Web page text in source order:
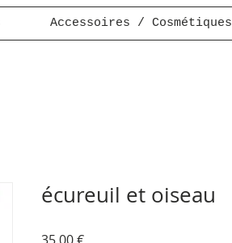
Accessoires / Cosmétiques
écureuil et oiseau
Prix